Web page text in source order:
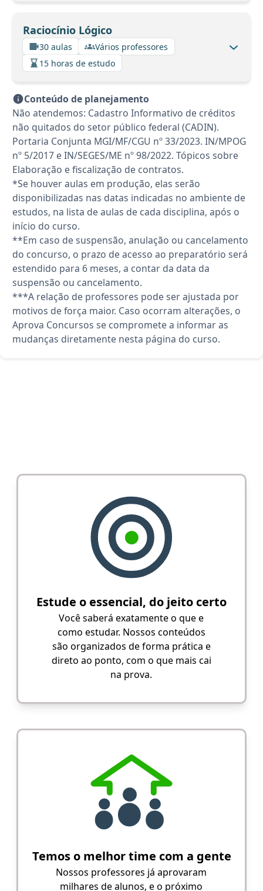
Raciocínio Lógico
30 aulas
Vários professores
15 horas de estudo
Conteúdo de planejamento
Não atendemos: Cadastro Informativo de créditos
não quitados do setor público federal (CADIN).
Portaria Conjunta MGI/MF/CGU nº 33/2023. IN/MPOG
nº 5/2017 e IN/SEGES/ME nº 98/2022. Tópicos sobre
Elaboração e fiscalização de contratos.
*Se houver aulas em produção, elas serão
disponibilizadas nas datas indicadas no ambiente de
estudos, na lista de aulas de cada disciplina, após o
início do curso.
**Em caso de suspensão, anulação ou cancelamento
do concurso, o prazo de acesso ao preparatório será
estendido para 6 meses, a contar da data da
suspensão ou cancelamento.
***A relação de professores pode ser ajustada por
motivos de força maior. Caso ocorram alterações, o
Aprova Concursos se compromete a informar as
mudanças diretamente nesta página do curso.
Estude o essencial, do jeito certo
Você saberá exatamente o que e
como estudar. Nossos conteúdos
são organizados de forma prática e
direto ao ponto, com o que mais cai
na prova.
Temos o melhor time com a gente
Nossos professores já aprovaram
milhares de alunos, e o próximo